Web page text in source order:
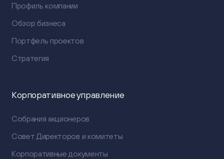
Профиль компании
Обзор бизнеса
Портфель проектов
Стратегия
Корпоративное управление
Собрания акционеров
Совет Директоров и комитеты
Корпоративные документы